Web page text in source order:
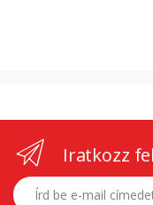
Iratkozz
E-mail címed